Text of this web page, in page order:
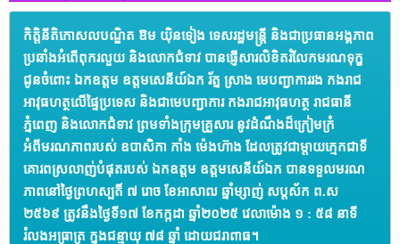
កិត្តិនីតិកោសលបណ្ឌិត ឱម យ៉ិនទៀង ទេសរដ្ឋមន្ត្រី និងជាប្រធានអង្គភាព
ប្រឆាំងអំពើពុករលួយ និងលោកជំទាវ បានផ្ញើសារលិខិតរំលែកមរណទុក្ខ
ជូនចំពោះ ឯកឧត្តម ឧត្តមសេនីយ៍ឯក រ័ត្ន ស្រាង មេបញ្ជាការរង កងរាជ
អាវុធហត្ថលើផ្ទៃប្រទេស និងជាមេបញ្ជាការ កងរាជអាវុធហត្ថ រាជធានី
ភ្នំពេញ និងលោកជំទាវ ព្រមទាំងក្រុមគ្រួសារ នូវដំណឹងដ៏ក្រៀមក្រំ
អំពីមរណភាពរបស់ ឧបាសិកា កាំង ម៉េងហ៊ាង ដែលត្រូវជាម្តាយក្មេកជាទី
គោរពស្រលាញ់បំផុតរបស់ ឯកឧត្តម ឧត្តមសេនីយ៍ឯក បានទទួលមរណ
ភាពនៅថ្ងៃព្រហស្បតិ៍ ៧ រោច ខែអាសាឍ ឆ្នាំម្សាញ់ សប្តស័ក ព.ស
២៥៦៩ ត្រូវនឹងថ្ងៃទី១៧ ខែកក្កដា ឆ្នាំ២០២៥ វេលាម៉ោង ១ : ៥៨ នាទី
រំលងអធ្រាត្រ ក្នុងជន្មាយុ ៧៨ ឆ្នាំ ដោយជរាពាធ។